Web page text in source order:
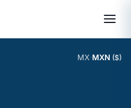
MX·MXN ($)